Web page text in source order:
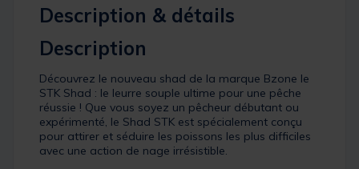
Description & détails
Description
Découvrez le nouveau shad de la marque Bzone le
STK Shad : le leurre souple ultime pour une pêche
réussie ! Que vous soyez un pêcheur débutant ou
expérimenté, le Shad STK est spécialement conçu
pour attirer et séduire les poissons les plus difficiles
avec une action de nage irrésistible.